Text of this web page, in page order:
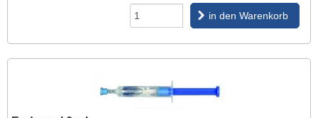
in den Warenkorb